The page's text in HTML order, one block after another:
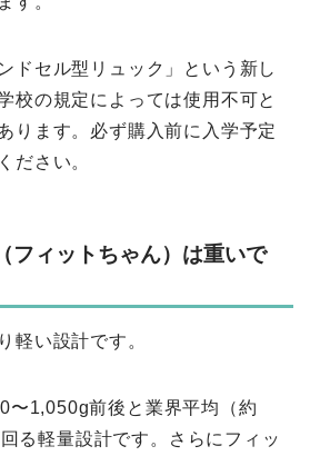
ドセル型リュック」という新し
校の規定によっては使用不可と
ります。必ず購入前に入学予定
ださい。
フィットちゃん）は重いで
軽い設計です。
〜1,050g前後と業界平均（約
る軽量設計です。さらにフィッ